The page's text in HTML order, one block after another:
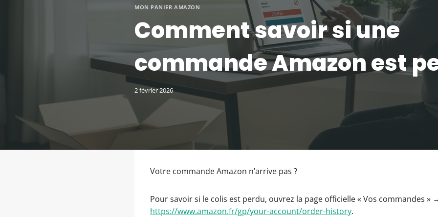
MON PANIER AMAZON
Comment savoir si une
commande Amazon est
2 février 2026
Votre commande Amazon n’arrive pas ?
Pour savoir si le colis est perdu, ouvrez la page officielle « Vos commandes »
https://www.amazon.fr/gp/your-account/order-history.